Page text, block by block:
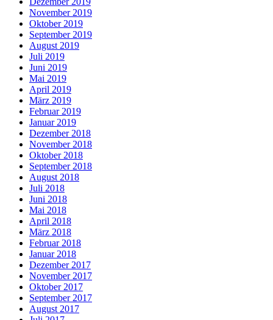
November 2019
Oktober 2019
September 2019
August 2019
Juli 2019
Juni 2019
Mai 2019
April 2019
März 2019
Februar 2019
Januar 2019
Dezember 2018
November 2018
Oktober 2018
September 2018
August 2018
Juli 2018
Juni 2018
Mai 2018
April 2018
März 2018
Februar 2018
Januar 2018
Dezember 2017
November 2017
Oktober 2017
September 2017
August 2017